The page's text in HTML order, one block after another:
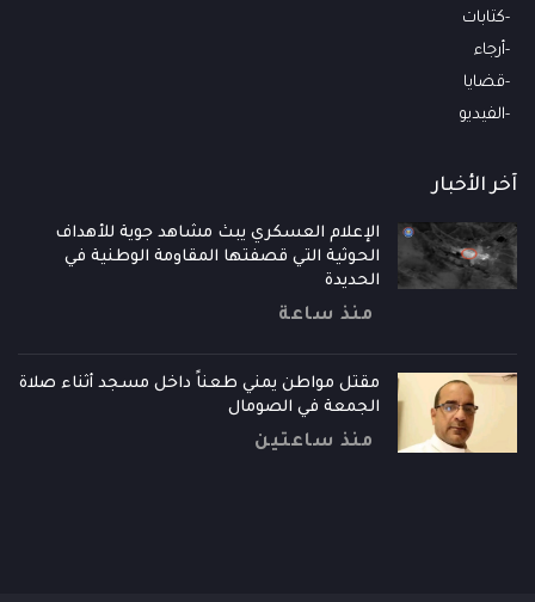
كتابات
أرجاء
قضايا
الفيديو
آخر الأخبار
الإعلام العسكري يبث مشاهد جوية للأهداف
الحوثية التي قصفتها المقاومة الوطنية في
الحديدة
منذ ساعة
مقتل مواطن يمني طعناً داخل مسجد أثناء صلاة
الجمعة في الصومال
منذ ساعتين